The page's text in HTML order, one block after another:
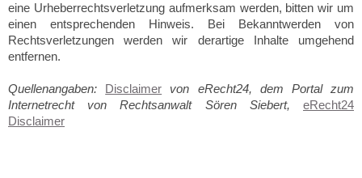
eine Urheberrechtsverletzung aufmerksam werden, bitten wir um
einen entsprechenden Hinweis. Bei Bekanntwerden von
Rechtsverletzungen werden wir derartige Inhalte umgehend
entfernen.
Quellenangaben: Disclaimer von eRecht24, dem Portal zum
Internetrecht von Rechtsanwalt Sören Siebert, eRecht24
Disclaimer